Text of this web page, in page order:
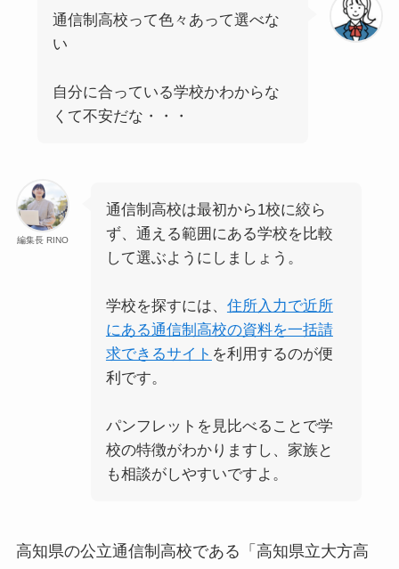
通信制高校って色々あって選べな
い
自分に合っている学校かわからな
くて不安だな・・・
編集長 RINO
通信制高校は最初から1校に絞ら
ず、通える範囲にある学校を比較
して選ぶようにしましょう。
学校を探すには、 住所入力で近所
にある通信制高校の資料を一括請
求できるサイト を利用するのが便
利です。
パンフレットを見比べることで学
校の特徴がわかりますし、家族と
も相談がしやすいですよ。
高知県の公立通信制高校である「高知県立大方高